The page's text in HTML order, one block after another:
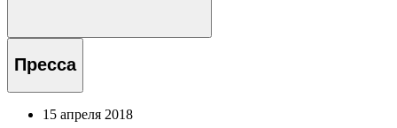
Пресса
15 апреля 2018